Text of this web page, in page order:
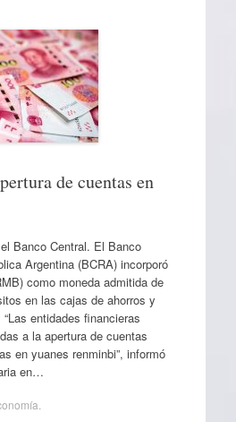
de cuentas en
Banco Central. El Banco
Argentina (BCRA) incorporó
como moneda admitida de
en las cajas de ahorros y
entidades financieras
a la apertura de cuentas
en yuanes renminbi”, informó
en…